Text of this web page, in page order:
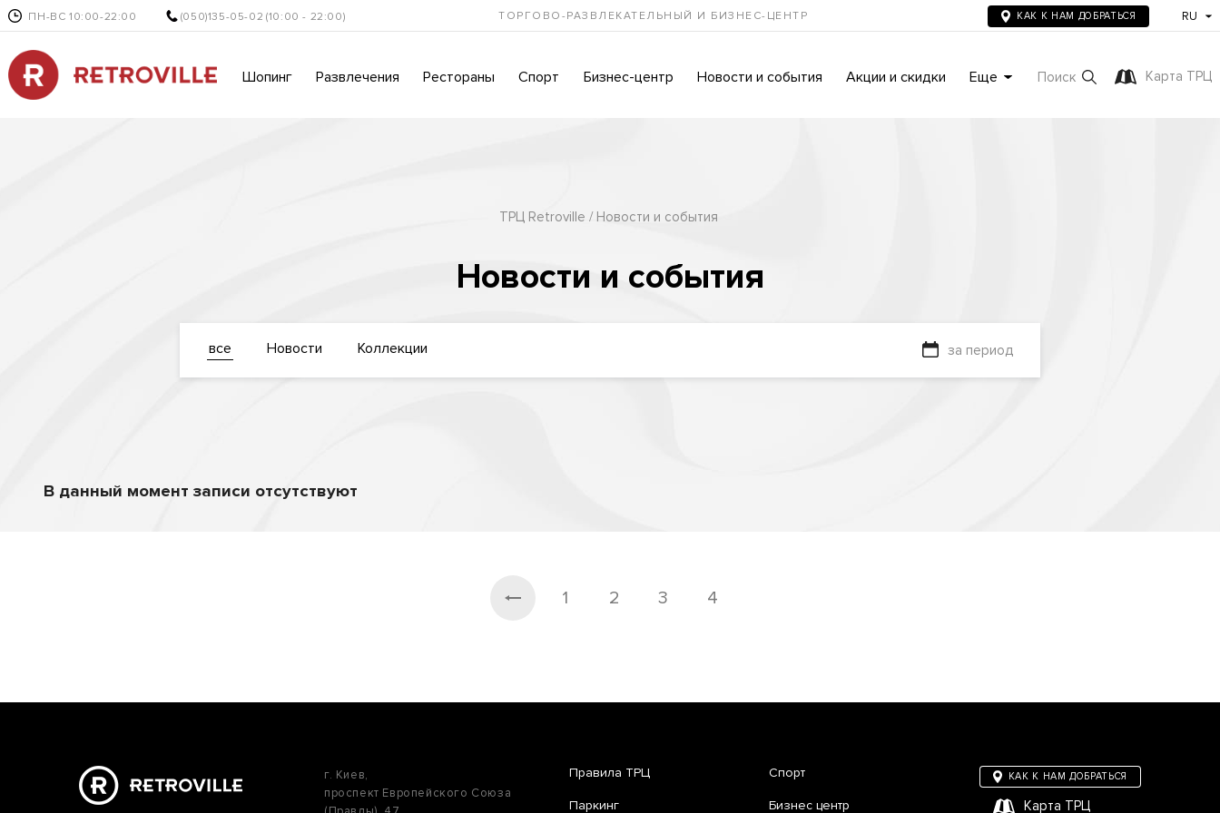
ПН-ВС 10:00-22:00 (050)135-05-02 (10:00 - 22:00) ТОРГОВО-РАЗВЛЕКАТЕЛЬНЫЙ И БИЗНЕС-ЦЕНТР КАК К НАМ ДОБРАТЬСЯ RU
Шопинг Развлечения Рестораны Спорт Бизнес-центр Новости и события Акции и скидки Еще Поиск Карта ТРЦ
ТРЦ Retroville Новости и события
Новости и события
все Новости Коллекции за период
В данный момент записи отсутствуют
1 2 3 4
г. Киев,
проспект Европейского Союза
Правила ТРЦ
Паркинг
Спорт
Бизнес центр
КАК К НАМ ДОБРАТЬСЯ
Карта ТРЦ